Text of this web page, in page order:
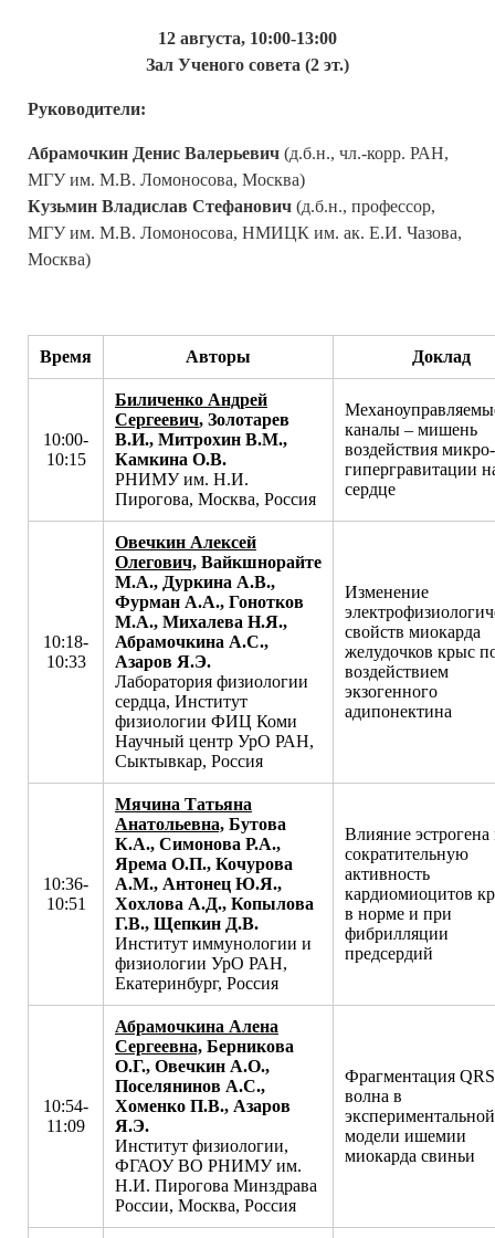
12 августа, 10:00-13:00
Зал Ученого совета (2 эт.)
Руководители:
Абрамочкин Денис Валерьевич (д.б.н., чл.-корр. РАН,
МГУ им. М.В. Ломоносова, Москва)
Кузьмин Владислав Стефанович (д.б.н., профессор,
МГУ им. М.В. Ломоносова, НМИЦК им. ак. Е.И. Чазова,
Москва)
Время Авторы Доклад
10:00-
10:15
Биличенко Андрей
Сергеевич, Золотарев
В.И., Митрохин В.М.,
Камкина О.В.
РНИМУ им. Н.И.
Пирогова, Москва, Россия
каналы – мишень
воздействия
гипергравитации
сердце
10:18-
10:33
Овечкин Алексей
Олегович, Вайкшнорайте
М.А., Дуркина А.В.,
Фурман А.А., Гонотков
М.А., Михалева Н.Я.,
Абрамочкина А.С.,
Азаров Я.Э.
Лаборатория физиологии
сердца, Институт
физиологии ФИЦ Коми
Научный центр УрО РАН,
Сыктывкар, Россия
Изменение
свойств миокарда
желудочков крыс
воздействием
экзогенного
адипонектина
10:36-
10:51
Мячина Татьяна
Анатольевна, Бутова
К.А., Симонова Р.А.,
Ярема О.П., Кочурова
А.М., Антонец Ю.Я.,
Хохлова А.Д., Копылова
Г.В., Щепкин Д.В.
Институт иммунологии и
физиологии УрО РАН,
Екатеринбург, Россия
Влияние эстрогена
сократительную
активность
кардиомиоцитов
в норме и при
фибрилляции
предсердий
10:54-
11:09
Абрамочкина Алена
Сергеевна, Берникова
О.Г., Овечкин А.О.,
Поселянинов А.С.,
Хоменко П.В., Азаров
Я.Э.
Институт физиологии,
ФГАОУ ВО РНИМУ им.
Н.И. Пирогова Минздрава
России, Москва, Россия
Фрагментация
волна в
экспериментальной
модели ишемии
миокарда свиньи